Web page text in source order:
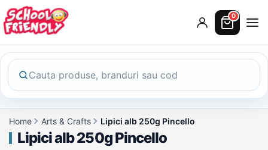
0
Home Arts & Crafts Lipici alb 250g Pincello
Lipici alb 250g Pincello